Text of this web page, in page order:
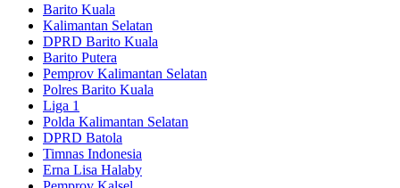
Barito Kuala
Kalimantan Selatan
DPRD Barito Kuala
Barito Putera
Pemprov Kalimantan Selatan
Polres Barito Kuala
Liga 1
Polda Kalimantan Selatan
DPRD Batola
Timnas Indonesia
Erna Lisa Halaby